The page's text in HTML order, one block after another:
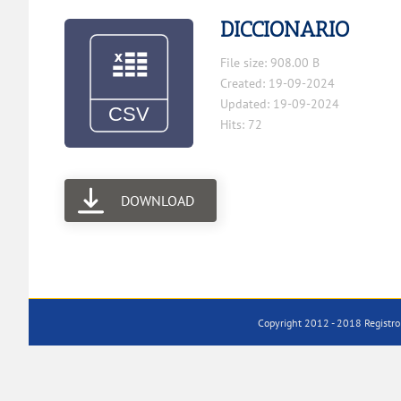
DICCIONARIO
File size: 908.00 B
Created: 19-09-2024
Updated: 19-09-2024
Hits: 72
DOWNLOAD
Copyright 2012 - 2018